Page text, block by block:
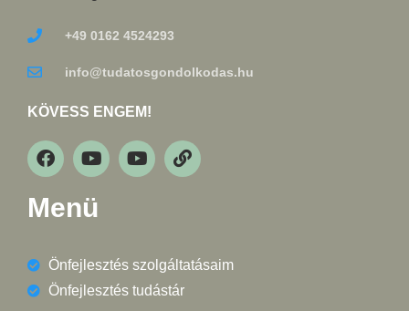
+49 0162 4524293
info@tudatosgondolkodas.hu
KÖVESS ENGEM!
Menü
Önfejlesztés szolgáltatásaim
Önfejlesztés tudástár